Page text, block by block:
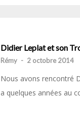
Didier Leplat et son
Rémy - 2 octobre 2014
Nous avons rencontré
a quelques années au